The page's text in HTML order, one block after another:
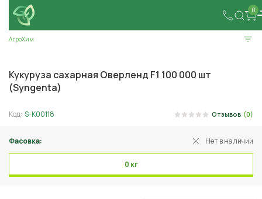
0
АгроХим
Кукуруза сахарная Оверленд F1 100 000 шт
(Syngenta)
Код: S-K00118 Отзывов (0)
Фасовка: Нет в наличии
0 кг